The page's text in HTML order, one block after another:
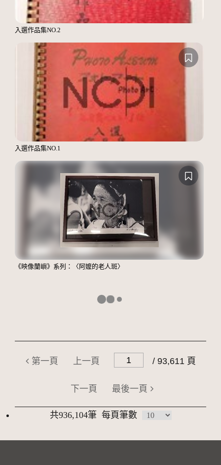
入選作品集NO.2
入選作品集NO.1
《映像蘭嶼》系列：〈阿嬤的老人斑〉
第一頁 上一頁 / 93,611 頁
下一頁 最後一頁
共936,104筆 每頁筆數